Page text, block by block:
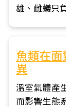
雄、雌蟻只
魚類在
異
溫室氣體產
而影響生態